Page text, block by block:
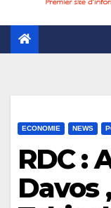
ECONOMIE NEWS
RDC :
Davos